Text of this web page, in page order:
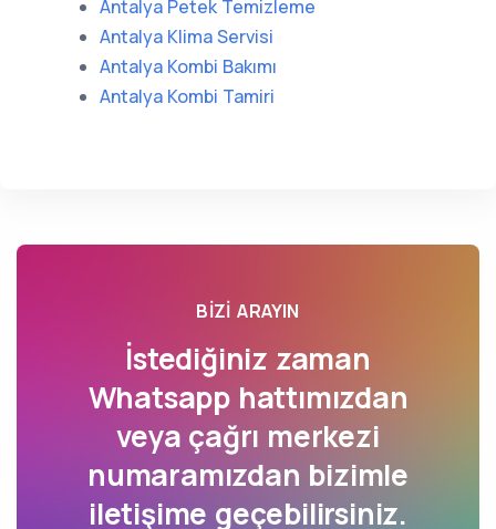
Antalya Petek Temizleme
Antalya Klima Servisi
Antalya Kombi Bakımı
Antalya Kombi Tamiri
BIZI ARAYIN
İstediğiniz zaman
Whatsapp hattımızdan
veya çağrı merkezi
numaramızdan bizimle
iletişime geçebilirsiniz.